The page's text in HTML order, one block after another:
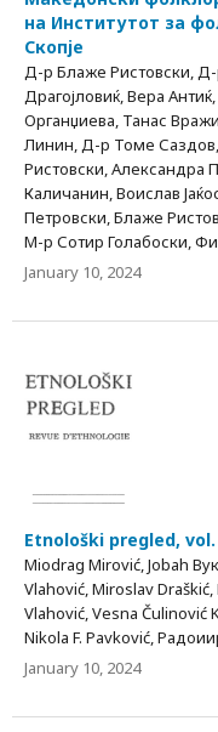
на Институтот за
Скопје
Д-р Блаже Ристовски,
Драгојловиќ, Вера
Органџиева, Танас
Линин, Д-р Томе Саздов,
Ристовски, Александра
Каличанин, Воислав
Петровски, Блаже
М-р Сотир Голабоски,
January 10, 2024
Etnološki pregled, vol.
Miodrag Mirović, Jobah
Vlahović, Miroslav
Vlahović, Vesna Čulinović
Nikola F. Pavković,
January 10, 2024